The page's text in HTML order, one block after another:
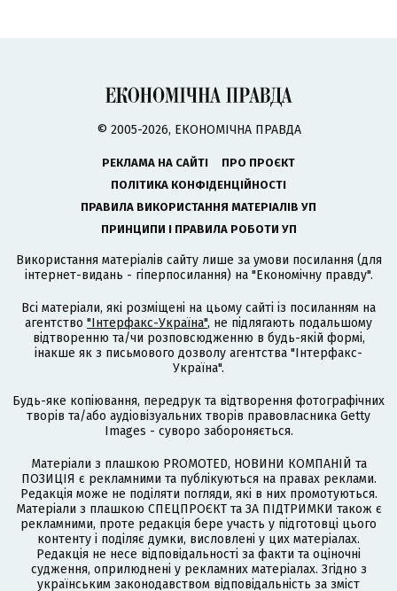
© 2005-2026, ЕКОНОМІЧНА ПРАВДА
РЕКЛАМА НА САЙТІ
ПРО ПРОЄКТ
ПОЛІТИКА КОНФІДЕНЦІЙНОСТІ
ПРАВИЛА ВИКОРИСТАННЯ МАТЕРІАЛІВ УП
ПРИНЦИПИ І ПРАВИЛА РОБОТИ УП
Використання матеріалів сайту лише за умови посилання (для
інтернет-видань - гіперпосилання) на "Економічну правду".
Всі матеріали, які розміщені на цьому сайті із посиланням на
агентство "Інтерфакс-Україна", не підлягають подальшому
відтворенню та/чи розповсюдженню в будь-якій формі,
інакше як з письмового дозволу агентства "Інтерфакс-
Україна".
Будь-яке копіювання, передрук та відтворення фотографічних
творів та/або аудіовізуальних творів правовласника Getty
Images - суворо забороняється.
Матеріали з плашкою PROMOTED, НОВИНИ КОМПАНІЙ та
ПОЗИЦІЯ є рекламними та публікуються на правах реклами.
Редакція може не поділяти погляди, які в них промотуються.
Матеріали з плашкою СПЕЦПРОЄКТ та ЗА ПІДТРИМКИ також є
рекламними, проте редакція бере участь у підготовці цього
контенту і поділяє думки, висловлені у цих матеріалах.
Редакція не несе відповідальності за факти та оціночні
судження, оприлюднені у рекламних матеріалах. Згідно з
українським законодавством відповідальність за зміст